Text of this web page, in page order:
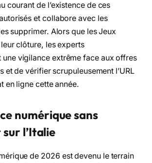
courant de l’existence de ces
et collabore avec les
supprimer. Alors que les Jeux
clôture, les experts
une vigilance extrême face aux offres
et de vérifier scrupuleusement l’URL
en ligne cette année.
numérique sans
l’Italie
de 2026 est devenu le terrain